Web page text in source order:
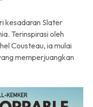
kesadaran Slater
Terinspirasi oleh
Cousteau, ia mulai
memperjuangkan